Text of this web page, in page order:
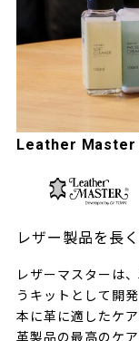
Leather Master
レザー製品を長
レザーマスターは
うキットとして開
本に革に適したケ
革製品の最高のケ